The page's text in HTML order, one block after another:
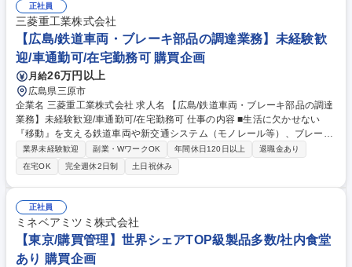
ルとの統合及びリスク管理 ■中長期の調達戦略ポートフォリオ立案 ■安全
審査・輸出管理等周辺業務の総合調整 【仕事の魅力】国内前例なき専門領
域を立ち上げ、自らの交渉力で宇宙事業の根幹と標準を創り上げる手応え
があります。 募集職種 【打ち上げ調達担当】前例なき専門機能の立ち上
げ／世界規模の国際渉外
正社員
三菱重工業株式会社
【広島/鉄道車両・ブレーキ部品の調達業務】未経験歓
迎/車通勤可/在宅勤務可 購買企画
月給26万円以上
広島県三原市
企業名 三菱重工業株式会社 求人名 【広島/鉄道車両・ブレーキ部品の調達
業務】未経験歓迎/車通勤可/在宅勤務可 仕事の内容 ■生活に欠かせない
『移動』を支える鉄道車両や新交通システム（モノレール等）、ブレーキ
装置に使用する部品の調達業務をお任せします。広島はもちろん、世界各
国で利用されている車両に関わる業務です。 ■営業が受注した車両やブレ
ーキ装置の製造の必要な材料や部品をあらゆる資材・部品メーカーとやり
取りをしながら調達します。 【業務内容】■部品発注業務 ■サプライヤー
との連絡調整 ■既存サプライヤーへの発注量管理と新規サプライヤーの能
力調査・評価 ■試作品・初品発注取りまとめ ■転注対応 ■納期フォロー ■
サプライチェーン改善 ★製品の物流業務にも携わることができます。 募
集職種 【広島/鉄道車両・ブレーキ部品の調達業務】未経験歓迎/車通勤可/
在宅勤務可
業界未経験歓迎 副業・WワークOK 年間休日120日以上
退職金あり
在宅OK
完全週休2日制 土日祝休み
正社員
ミネベアミツミ株式会社
【東京/購買管理】世界シェアTOP級製品多数/社内食堂
あり 購買企画